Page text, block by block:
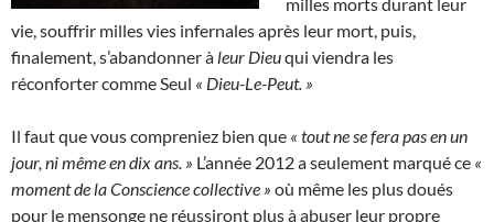
vie, souffrir milles vies infernales après leur mort, puis,
finalement, s’abandonner à leur Dieuqui viendra les
réconforter comme Seul « Dieu-Le-Peut. »
Il faut que vous compreniez bien que « tout ne se fera pas en un
jour, ni même en dix ans. » L’année 2012 a seulement marqué ce «
moment de la Conscience collective » où même les plus doués
pour le mensonge ne réussiront plus à abuser leur propre